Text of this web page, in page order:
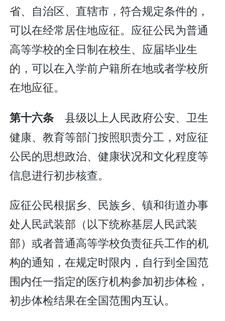
省、自治区、直辖市，符合规定条件的，
可以在经常居住地应征。应征公民为普通
高等学校的全日制在校生、应届毕业生
的，可以在入学前户籍所在地或者学校所
在地应征。
第十六条 县级以上人民政府公安、卫生
健康、教育等部门按照职责分工，对应征
公民的思想政治、健康状况和文化程度等
信息进行初步核查。
应征公民根据乡、民族乡、镇和街道办事
处人民武装部（以下统称基层人民武装
部）或者普通高等学校负责征兵工作的机
构的通知，在规定时限内，自行到全国范
围内任一指定的医疗机构参加初步体检，
初步体检结果在全国范围内互认。